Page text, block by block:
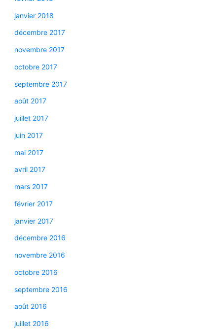
janvier 2018
décembre 2017
novembre 2017
octobre 2017
septembre 2017
août 2017
juillet 2017
juin 2017
mai 2017
avril 2017
mars 2017
février 2017
janvier 2017
décembre 2016
novembre 2016
octobre 2016
septembre 2016
août 2016
juillet 2016